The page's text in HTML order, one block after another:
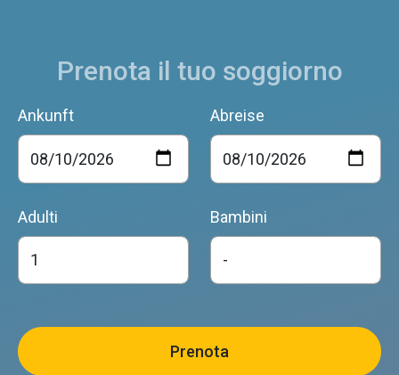
Prenota il tuo soggiorno
Ankunft Abreise
Adulti Bambini